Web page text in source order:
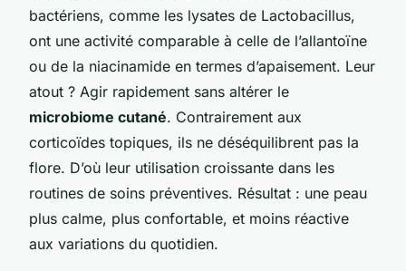
bactériens, comme les lysates de Lactobacillus,
ont une activité comparable à celle de l’allantoïne
ou de la niacinamide en termes d’apaisement. Leur
atout ? Agir rapidement sans altérer le
microbiome cutané. Contrairement aux
corticoïdes topiques, ils ne déséquilibrent pas la
flore. D’où leur utilisation croissante dans les
routines de soins préventives. Résultat : une peau
plus calme, plus confortable, et moins réactive
aux variations du quotidien.